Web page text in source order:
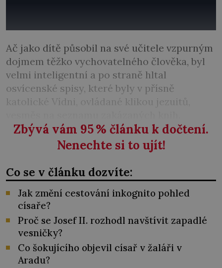
Ač jako dítě působil na své učitele vzpurným
dojmem těžko vychovatelného člověka, byl
velmi inteligentní a po straně hltal
osvícenské spisy, které byly v přísně
katolické Vídni, ovládané klikou jezuitů,
Zbývá vám 95% článku k dočtení.
Nenechte si to ujít!
Co se v článku dozvíte:
Jak změní cestování inkognito pohled
císaře?
Proč se Josef II. rozhodl navštívit zapadlé
vesničky?
Co šokujícího objevil císař v žaláři v
Aradu?